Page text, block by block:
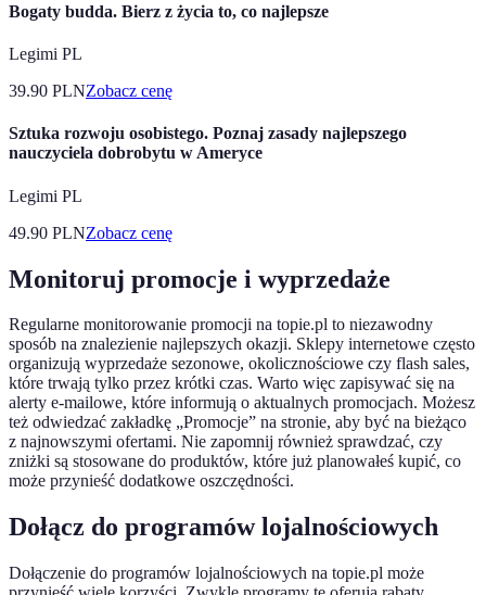
Bogaty budda. Bierz z życia to, co najlepsze
Legimi PL
39.90 PLNZobacz cenę
Sztuka rozwoju osobistego. Poznaj zasady najlepszego
nauczyciela dobrobytu w Ameryce
Legimi PL
49.90 PLNZobacz cenę
Monitoruj promocje i wyprzedaże
Regularne monitorowanie promocji na topie.pl to niezawodny
sposób na znalezienie najlepszych okazji. Sklepy internetowe często
organizują wyprzedaże sezonowe, okolicznościowe czy flash sales,
które trwają tylko przez krótki czas. Warto więc zapisywać się na
alerty e-mailowe, które informują o aktualnych promocjach. Możesz
też odwiedzać zakładkę „Promocje” na stronie, aby być na bieżąco
z najnowszymi ofertami. Nie zapomnij również sprawdzać, czy
zniżki są stosowane do produktów, które już planowałeś kupić, co
może przynieść dodatkowe oszczędności.
Dołącz do programów lojalnościowych
Dołączenie do programów lojalnościowych na topie.pl może